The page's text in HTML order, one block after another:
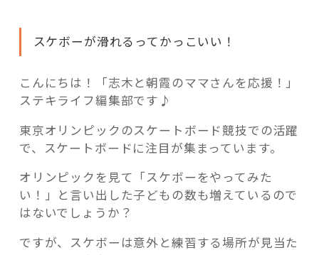
これからの暮らし 住み替え相談
記事検索
スケボーが滑れるってかっこいい！
こんにちは！「志木と朝霞のママさんを応援！」
ステキライフ編集部です♪
東京オリンピックのスケートボード競技での活躍
で、スケートボードに注目が集まっています。
オリンピックを見て「スケボーをやってみた
い！」と言い出した子どもの数も増えているので
はないでしょうか？
ですが、スケボーは意外と練習する場所が見当た